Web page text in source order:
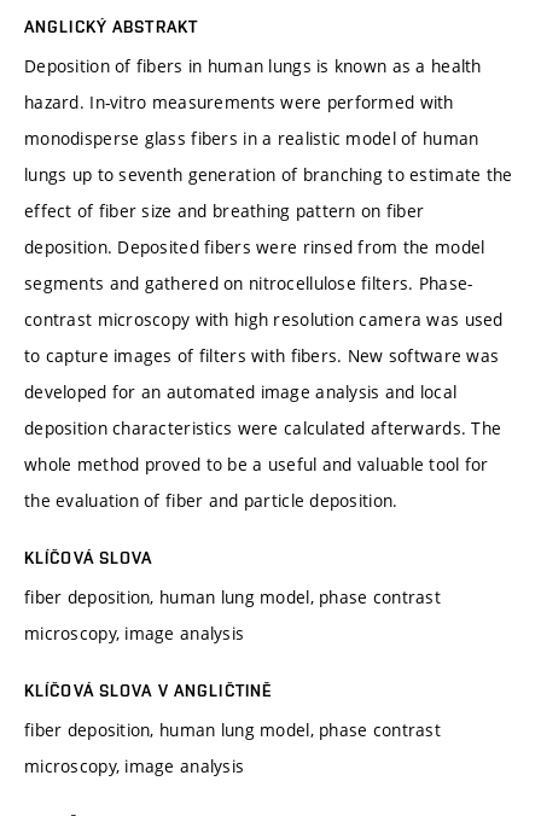
ANGLICKÝ ABSTRAKT
Deposition of fibers in human lungs is known as a health
hazard. In-vitro measurements were performed with
monodisperse glass fibers in a realistic model of human
lungs up to seventh generation of branching to estimate the
effect of fiber size and breathing pattern on fiber
deposition. Deposited fibers were rinsed from the model
segments and gathered on nitrocellulose filters. Phase-
contrast microscopy with high resolution camera was used
to capture images of filters with fibers. New software was
developed for an automated image analysis and local
deposition characteristics were calculated afterwards. The
whole method proved to be a useful and valuable tool for
the evaluation of fiber and particle deposition.
KLÍČOVÁ SLOVA
fiber deposition, human lung model, phase contrast
microscopy, image analysis
KLÍČOVÁ SLOVA V ANGLIČTINĚ
fiber deposition, human lung model, phase contrast
microscopy, image analysis